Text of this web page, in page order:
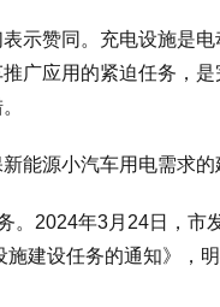
赞同。充电设施是电
广应用的紧迫任务，
能源小汽车用电需求的
2024年3月24日，市
建设任务的通知》，